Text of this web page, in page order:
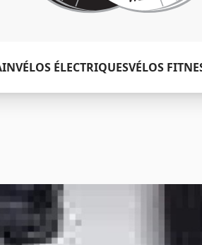
VÉLOS ÉLECTRIQUESVÉLOS
Connecter